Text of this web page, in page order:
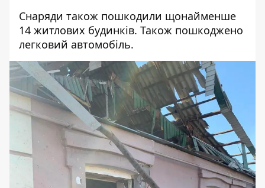
Снаряди також пошкодили щонайменше
14 житлових будинків. Також пошкоджено
легковий автомобіль.